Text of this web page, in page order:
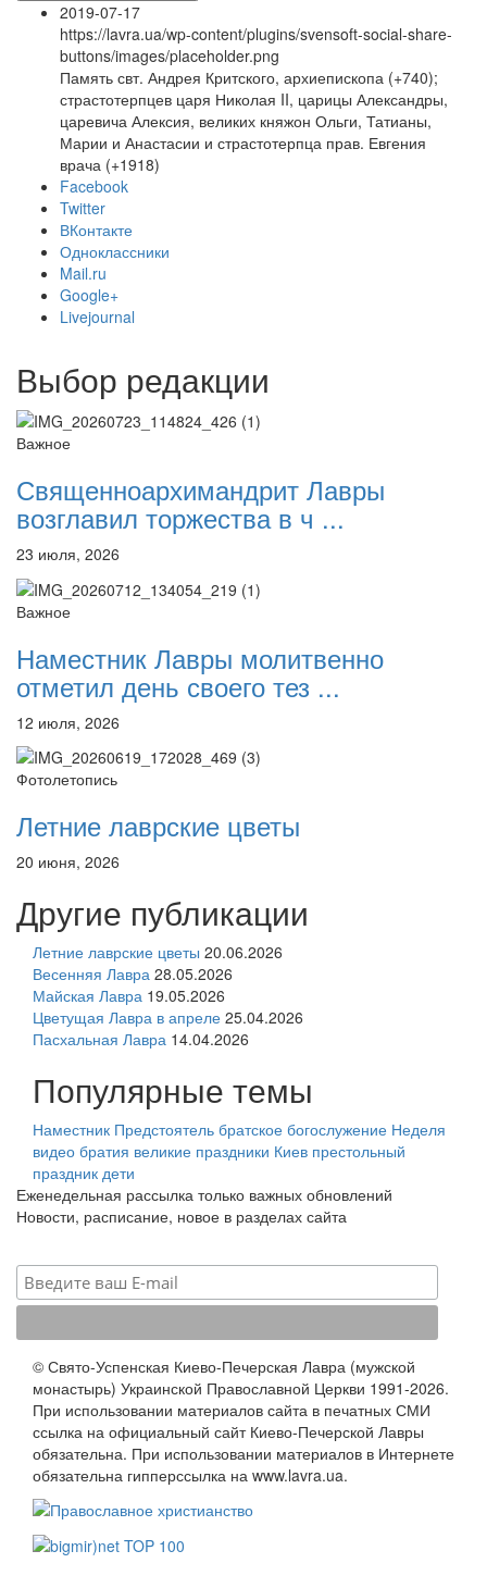
Онлайн трансляции
12 сентября 2015
12 сентября 2015
12 сентября 2015
12 сентября 2015
12 сентября 2015
12 сентября 2015Название трансляции
12 сентября 2015Название трансляции
Перейти к архиву
2019-07-17
https://lavra.ua/wp-content/plugins/svensoft-social-share-
buttons/images/placeholder.png
Память свт. Андрея Критского, архиепископа (+740);
страстотерпцев царя Николая II, царицы Александры,
царевича Алексия, великих княжон Ольги, Татианы,
Марии и Анастасии и страстотерпца прав. Евгения
врача (+1918)
Facebook
Twitter
ВКонтакте
Одноклассники
Mail.ru
Google+
Livejournal
Выбор редакции
Важное
Священноархимандрит Лавры
возглавил торжества в ч ...
23 июля, 2026
Важное
Наместник Лавры молитвенно
отметил день своего тез ...
12 июля, 2026
Фотолетопись
Летние лаврские цветы
20 июня, 2026
Другие публикации
Летние лаврские цветы 20.06.2026
Весенняя Лавра 28.05.2026
Майская Лавра 19.05.2026
Цветущая Лавра в апреле 25.04.2026
Пасхальная Лавра 14.04.2026
Популярные темы
Наместник Предстоятель братское богослужение Неделя
видео братия великие праздники Киев престольный
праздник дети
Еженедельная рассылка только важных обновлений
Новости, расписание, новое в разделах сайта
© Свято-Успенская Киево-Печерская Лавра (мужской
монастырь) Украинской Православной Церкви 1991-2026.
При использовании материалов сайта в печатных СМИ
ссылка на официальный сайт Киево-Печерской Лавры
обязательна. При использовании материалов в Интернете
обязательна гипперссылка на www.lavra.ua.